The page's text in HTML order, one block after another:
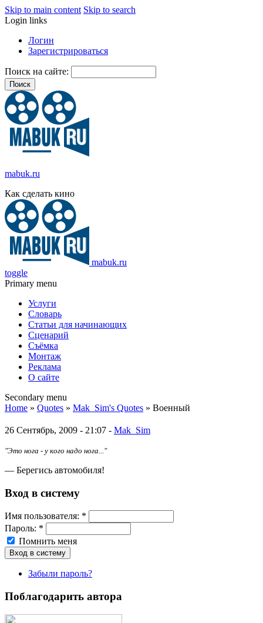
Skip to main content Skip to search
Login links
Логин
Зарегистрироваться
Поиск на сайте:
mabuk.ru
Как сделать кино
mabuk.ru
toggle
Primary menu
Услуги
Словарь
Статьи для начинающих
Сценарий
Съёмка
Монтаж
Реклама
О сайте
Secondary menu
Home » Quotes » Mak_Sim's Quotes » Военный
26 Сентябрь, 2009 - 21:07 - Mak_Sim
"Это нога - у кого надо нога..."
— Берегись автомобиля!
Вход в систему
Имя пoльзовaтeля: *
Пароль: *
Помнить меня
Забыли пароль?
Поблагодарить автора